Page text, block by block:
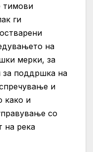
тимови
ги
на
мерки, за
за поддршка на
и
како и
со
на река